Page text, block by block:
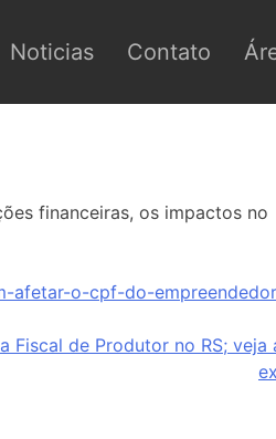
Noticias Contato
financeiras, os impactos no
afetar-o-cpf-do-
Fiscal de Produtor no RS; veja